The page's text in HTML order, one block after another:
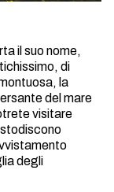
il suo nome,
di
la
del mare
visitare
degli